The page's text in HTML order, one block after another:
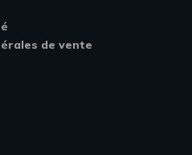
de vente